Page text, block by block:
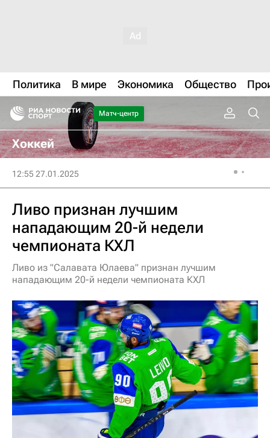
Политика В мире Экономика Общество
Матч-центр
Хоккей
12:55 27.01.2025
Ливо признан лучшим
нападающим 20-й недели
чемпионата КХЛ
Ливо из "Салавата Юлаева" признан лучшим
нападающим 20-й недели чемпионата КХЛ